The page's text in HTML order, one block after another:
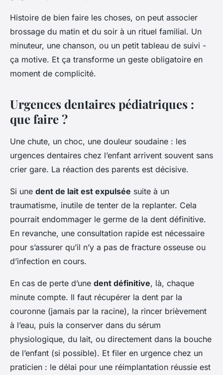
Histoire de bien faire les choses, on peut associer
brossage du matin et du soir à un rituel familial. Un
minuteur, une chanson, ou un petit tableau de suivi -
ça motive. Et ça transforme un geste obligatoire en
moment de complicité.
Urgences dentaires pédiatriques :
que faire ?
Une chute, un choc, une douleur soudaine : les
urgences dentaires chez l’enfant arrivent souvent sans
crier gare. La réaction des parents est décisive.
Si une dent de lait est expulsée suite à un
traumatisme, inutile de tenter de la replanter. Cela
pourrait endommager le germe de la dent définitive.
En revanche, une consultation rapide est nécessaire
pour s’assurer qu’il n’y a pas de fracture osseuse ou
d’infection en cours.
En cas de perte d’une dent définitive, là, chaque
minute compte. Il faut récupérer la dent par la
couronne (jamais par la racine), la rincer brièvement
à l’eau, puis la conserver dans du sérum
physiologique, du lait, ou directement dans la bouche
de l’enfant (si possible). Et filer en urgence chez un
praticien : le délai pour une réimplantation réussie est